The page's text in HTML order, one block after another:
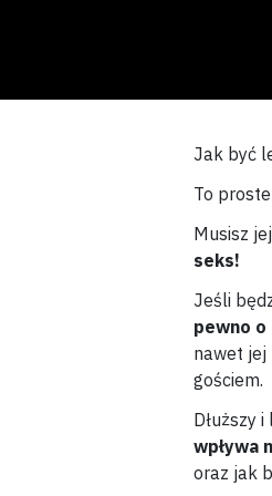
Jak być
To
Musisz
seks!
Jeśli
pewno
nawet jej
gościem.
Dłuższy
wpływa
oraz jak